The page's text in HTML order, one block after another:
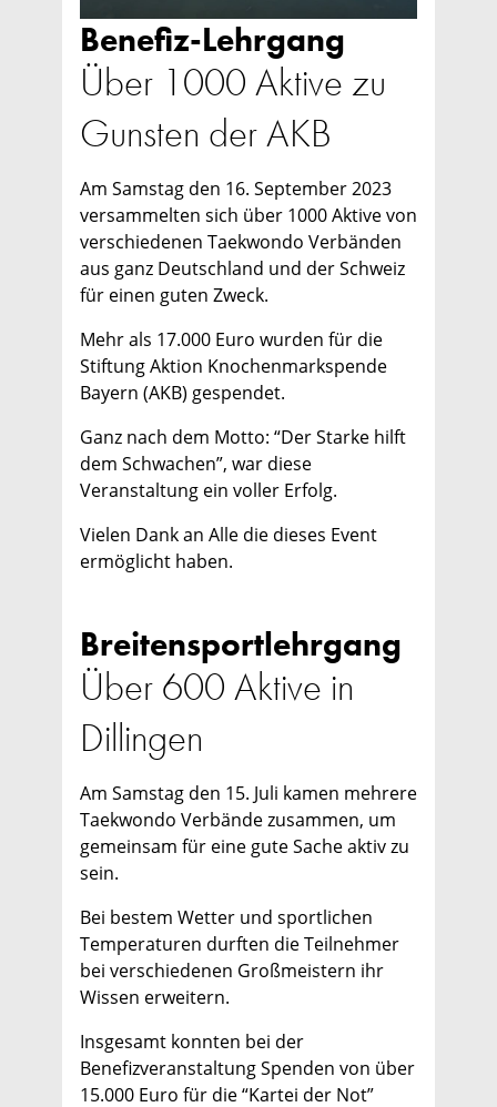
Benefiz-Lehrgang
Über 1000 Aktive zu
Gunsten der AKB
Am Samstag den 16. September 2023
versammelten sich über 1000 Aktive von
verschiedenen Taekwondo Verbänden
aus ganz Deutschland und der Schweiz
für einen guten Zweck.
Mehr als 17.000 Euro wurden für die
Stiftung Aktion Knochenmarkspende
Bayern (AKB) gespendet.
Ganz nach dem Motto: “Der Starke hilft
dem Schwachen”, war diese
Veranstaltung ein voller Erfolg.
Vielen Dank an Alle die dieses Event
ermöglicht haben.
Breitensportlehrgang
Über 600 Aktive in
Dillingen
Am Samstag den 15. Juli kamen mehrere
Taekwondo Verbände zusammen, um
gemeinsam für eine gute Sache aktiv zu
sein.
Bei bestem Wetter und sportlichen
Temperaturen durften die Teilnehmer
bei verschiedenen Großmeistern ihr
Wissen erweitern.
Insgesamt konnten bei der
Benefizveranstaltung Spenden von über
15.000 Euro für die “Kartei der Not”